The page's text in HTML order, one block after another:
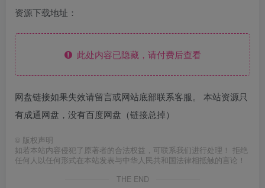
资源下载地址：
此处内容已隐藏，请付费后查看
网盘链接如果失效请留言或网站底部联系客服。 本站资源只
有成通网盘，没有百度网盘（链接总掉）
© 版权声明
如若本站内容侵犯了原著者的合法权益，可联系我们进行处理！ 拒绝
任何人以任何形式在本站发表与中华人民共和国法律相抵触的言论！
THE END